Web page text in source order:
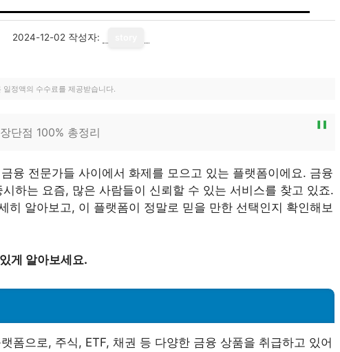
2024-12-02 작성자:
정액의 수수료를 제공받습니다.
단점 100% 총정리
융 전문가들 사이에서 화제를 모으고 있는 플랫폼이에요. 금융
하는 요즘, 많은 사람들이 신뢰할 수 있는 서비스를 찾고 있죠.
히 알아보고, 이 플랫폼이 정말로 믿을 만한 선택인지 확인해보
게 알아보세요.
폼으로, 주식, ETF, 채권 등 다양한 금융 상품을 취급하고 있어